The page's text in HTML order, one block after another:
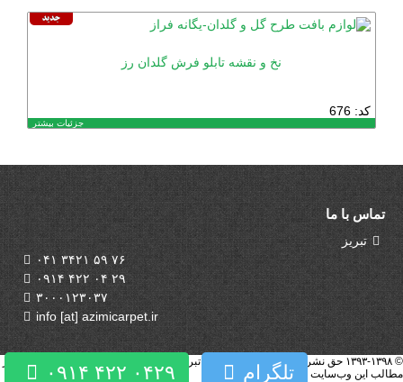
نخ و نقشه تابلو فرش گلدان رز
کد: 676
جزئیات بیشتر
تماس با ما
تبریز
۰۴۱ ۳۴۲۱ ۵۹ ۷۶
۰۹۱۴ ۴۲۲ ۰۴ ۲۹
۳۰۰۰۱۲۳۰۳۷
info [at] azimicarpet.ir
© ۱۳۹۳-۱۳۹۸ حق نشر برای شركت یگانه فراز تبریز محفوظ می‌باشد و هرگونه كپی‌برداری از
مطالب این وب‌سایت پیگرد قانونی دارد.
۰۹۱۴ ۴۲۲ ۰۴۲۹ تلگرام